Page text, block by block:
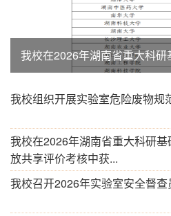
我校组织开展实验室危险废物规
我校在2026年湖南省重大科研
放共享评价考核中获...
我校召开2026年实验室安全督